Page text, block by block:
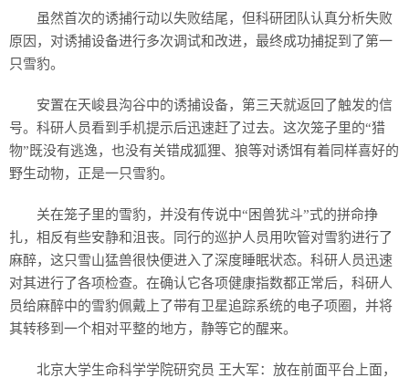
虽然首次的诱捕行动以失败结尾，但科研团队认真分析失败
原因，对诱捕设备进行多次调试和改进，最终成功捕捉到了第一
只雪豹。
安置在天峻县沟谷中的诱捕设备，第三天就返回了触发的信
号。科研人员看到手机提示后迅速赶了过去。这次笼子里的“猎
物”既没有逃逸，也没有关错成狐狸、狼等对诱饵有着同样喜好的
野生动物，正是一只雪豹。
关在笼子里的雪豹，并没有传说中“困兽犹斗”式的拼命挣
扎，相反有些安静和沮丧。同行的巡护人员用吹管对雪豹进行了
麻醉，这只雪山猛兽很快便进入了深度睡眠状态。科研人员迅速
对其进行了各项检查。在确认它各项健康指数都正常后，科研人
员给麻醉中的雪豹佩戴上了带有卫星追踪系统的电子项圈，并将
其转移到一个相对平整的地方，静等它的醒来。
北京大学生命科学学院研究员 王大军：放在前面平台上面，